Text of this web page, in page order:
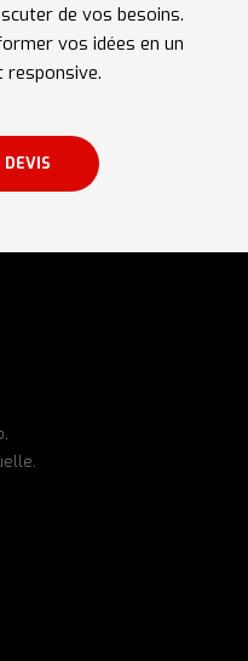
de vos besoins.
vos idées en un
DEVIS